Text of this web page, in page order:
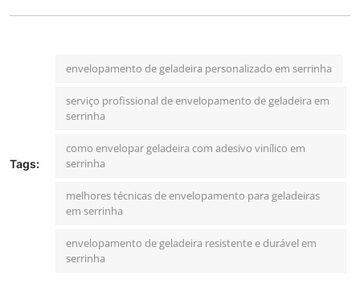
Tags:
envelopamento de geladeira personalizado em serrinha
serviço profissional de envelopamento de geladeira em
serrinha
como envelopar geladeira com adesivo vinílico em
serrinha
melhores técnicas de envelopamento para geladeiras
em serrinha
envelopamento de geladeira resistente e durável em
serrinha